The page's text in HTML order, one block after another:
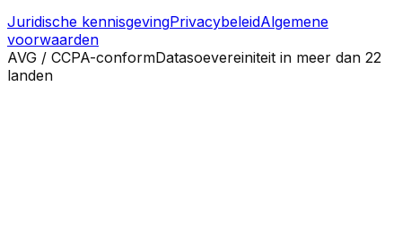
Juridische kennisgevingPrivacybeleidAlgemene
voorwaarden
AVG / CCPA-conformDatasoevereiniteit in meer dan 22
landen